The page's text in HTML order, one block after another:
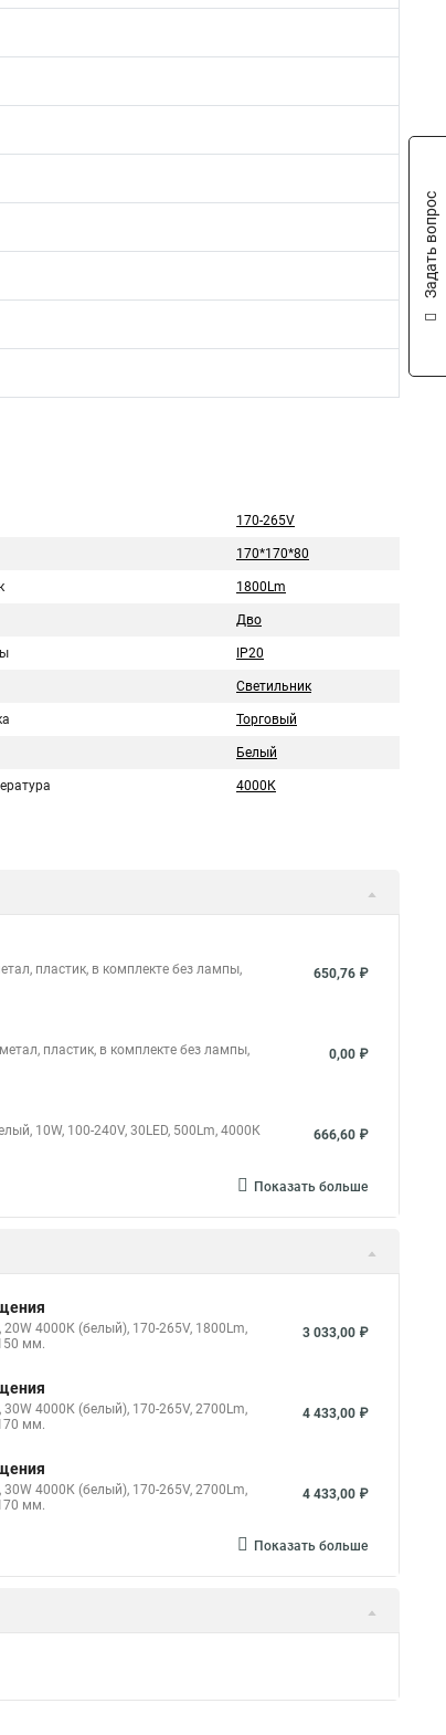
170-265V
170*170*80
1800Lm
Дво
IP20
Светильник
Торговый
Белый
4000К
пластик, в комплекте без лампы,
650,76 ₽
пластик, в комплекте без лампы,
0,00 ₽
10W, 100-240V, 30LED, 500Lm, 4000К
666,60 ₽
Показать больше
4000К (белый), 170-265V, 1800Lm,
мм.
3 033,00 ₽
4000К (белый), 170-265V, 2700Lm,
мм.
4 433,00 ₽
4000К (белый), 170-265V, 2700Lm,
мм.
4 433,00 ₽
Показать больше
Задать вопрос